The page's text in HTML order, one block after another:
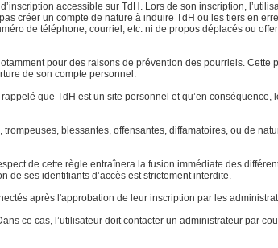
accessible sur TdH. Lors de son inscription,
créer un compte de nature à induire TdH ou les tiers en
de téléphone, courriel, etc. ni de propos déplacés ou
pour des raisons de prévention des pourriels.
de son compte personnel.
que TdH est un site personnel et qu’en
blessantes, offensantes, diffamatoires, ou de
de cette règle entraînera la fusion immédiate des
de ses identifiants d’accès est strictement interdite.
après l'approbation de leur inscription par les
ce cas, l’utilisateur doit contacter un administrateur par